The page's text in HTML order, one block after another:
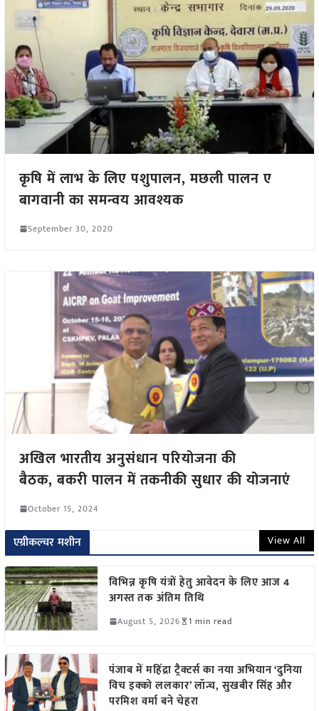
कृषि में लाभ के लिए पशुपालन, मछली पालन ए
बागवानी का समन्वय आवश्यक
September 30, 2020
अखिल भारतीय अनुसंधान परियोजना की
बैठक, बकरी पालन में तकनीकी सुधार की योजनाएं
October 15, 2024
एग्रीकल्चर मशीन View All
विभिन्न कृषि यंत्रों हेतु आवेदन के लिए आज 4
अगस्त तक अंतिम तिथि
August 5, 2026 1 min read
पंजाब में महिंद्रा ट्रैक्टर्स का नया अभियान ‘दुनिया
विच इक्को ललकार’ लॉन्च, सुखबीर सिंह और
परमिश वर्मा बने चेहरा